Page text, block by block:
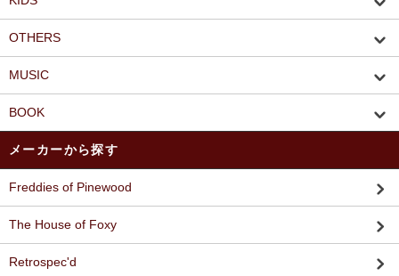
OTHERS
MUSIC
BOOK
メーカーから探す
Freddies of Pinewood
The House of Foxy
Retrospec'd